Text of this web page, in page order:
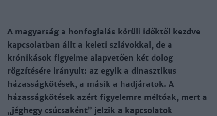
A magyarság a honfoglalás körüli időktől kezdve
kapcsolatban állt a keleti szlávokkal, de a
krónikások figyelme alapvetően két dolog
rögzítésére irányult: az egyik a dinasztikus
házasságkötések, a másik a hadjáratok. A
házasságkötések azért figyelemre méltóak, mert a
„jéghegy csúcsaként” jelzik a kapcsolatok